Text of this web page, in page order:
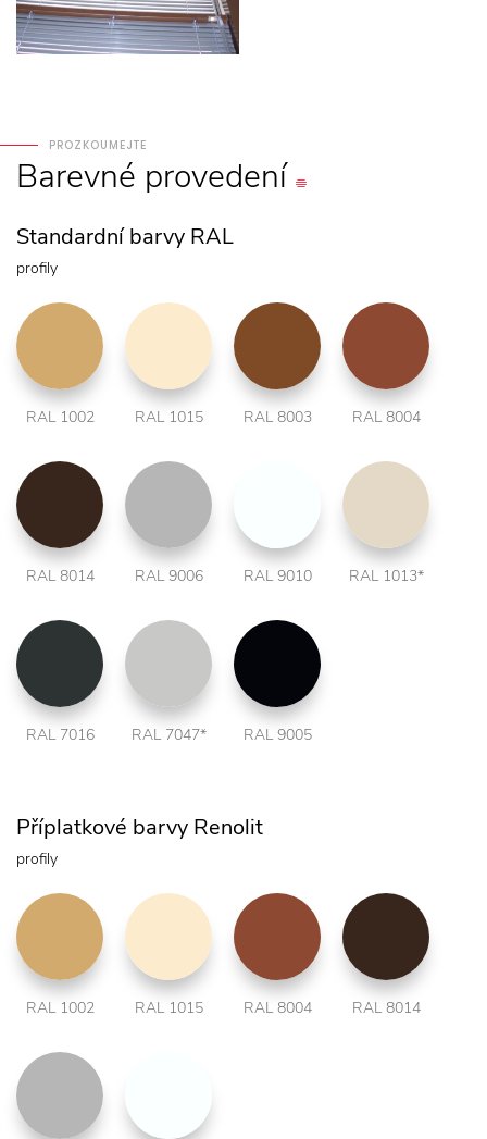
PROZKOUMEJTE
Barevné provedení
Standardní barvy RAL
profily
RAL 1002 RAL 1015 RAL 8003 RAL 8004
RAL 8014 RAL 9006 RAL 9010 RAL 1013*
RAL 7016 RAL 7047* RAL 9005
Příplatkové barvy Renolit
profily
RAL 1002 RAL 1015 RAL 8004 RAL 8014